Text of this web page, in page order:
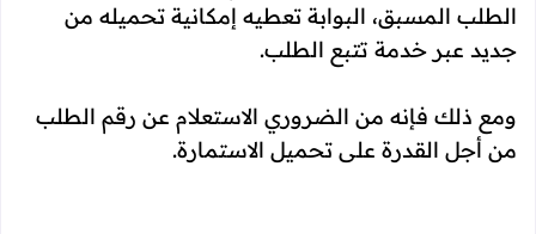
الطلب المسبق، البوابة تعطيه إمكانية تحميله من
جديد عبر خدمة تتبع الطلب.
ومع ذلك فإنه من الضروري الاستعلام عن رقم الطلب
من أجل القدرة على تحميل الاستمارة.